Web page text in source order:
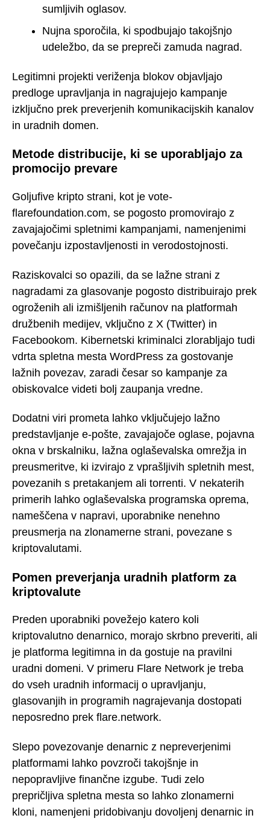
sumljivih oglasov.
Nujna sporočila, ki spodbujajo takojšnjo
udeležbo, da se prepreči zamuda nagrad.
Legitimni projekti veriženja blokov objavljajo
predloge upravljanja in nagrajujejo kampanje
izključno prek preverjenih komunikacijskih kanalov
in uradnih domen.
Metode distribucije, ki se uporabljajo za
promocijo prevare
Goljufive kripto strani, kot je vote-
flarefoundation.com, se pogosto promovirajo z
zavajajočimi spletnimi kampanjami, namenjenimi
povečanju izpostavljenosti in verodostojnosti.
Raziskovalci so opazili, da se lažne strani z
nagradami za glasovanje pogosto distribuirajo prek
ogroženih ali izmišljenih računov na platformah
družbenih medijev, vključno z X (Twitter) in
Facebookom. Kibernetski kriminalci zlorabljajo tudi
vdrta spletna mesta WordPress za gostovanje
lažnih povezav, zaradi česar so kampanje za
obiskovalce videti bolj zaupanja vredne.
Dodatni viri prometa lahko vključujejo lažno
predstavljanje e-pošte, zavajajoče oglase, pojavna
okna v brskalniku, lažna oglaševalska omrežja in
preusmeritve, ki izvirajo z vprašljivih spletnih mest,
povezanih s pretakanjem ali torrenti. V nekaterih
primerih lahko oglaševalska programska oprema,
nameščena v napravi, uporabnike nenehno
preusmerja na zlonamerne strani, povezane s
kriptovalutami.
Pomen preverjanja uradnih platform za
kriptovalute
Preden uporabniki povežejo katero koli
kriptovalutno denarnico, morajo skrbno preveriti, ali
je platforma legitimna in da gostuje na pravilni
uradni domeni. V primeru Flare Network je treba
do vseh uradnih informacij o upravljanju,
glasovanjih in programih nagrajevanja dostopati
neposredno prek flare.network.
Slepo povezovanje denarnic z nepreverjenimi
platformami lahko povzroči takojšnje in
nepopravljive finančne izgube. Tudi zelo
prepričljiva spletna mesta so lahko zlonamerni
kloni, namenjeni pridobivanju dovoljenj denarnic in